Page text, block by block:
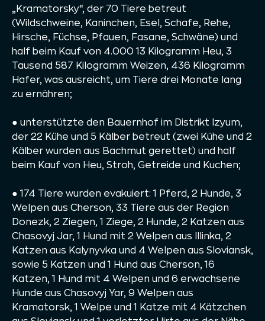
„Kramatorsky“, der 70 Tiere betreut
(Wildschweine, Kaninchen, Esel, Schafe, Rehe,
Hirsche, Füchse, Pfauen, Fasane, Schwäne) und
half beim Kauf von 4.000 13 Kilogramm Heu, 3
Tausend 587 Kilogramm Weizen, 436 Kilogramm
Hafer, was ausreicht, um Tiere drei Monate lang
zu ernähren;
● unterstützte den Bauernhof im Distrikt Izyum,
der 22 Kühe und 5 Kälber betreut (zwei Kühe und 2
Kälber wurden aus Bachmut gerettet) und half
beim Kauf von Heu, Stroh, Getreide und Kuchen;
● 174 Tiere wurden evakuiert: 1 Pferd, 2 Hunde, 3
Welpen aus Cherson, 33 Tiere aus der Region
Donezk, 2 Ziegen, 1 Ziege, 2 Hunde, 2 Katzen aus
Chasovyj Jar, 1 Hund mit 2 Welpen aus Illinka, 2
Katzen aus Kalynyvka und 4 Welpen aus Sloviansk,
sowie 5 Katzen und 1 Hund aus Cherson, 16
Katzen, 1 Hund mit 4 Welpen und 6 erwachsene
Hunde aus Chasovyj Yar, 9 Welpen aus
Kramatorsk, 1 Welpe und 1 Katze mit 4 Kätzchen